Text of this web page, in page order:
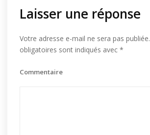
Laisser une réponse
Votre adresse e-mail ne sera pas publiée.
obligatoires sont indiqués avec *
Commentaire